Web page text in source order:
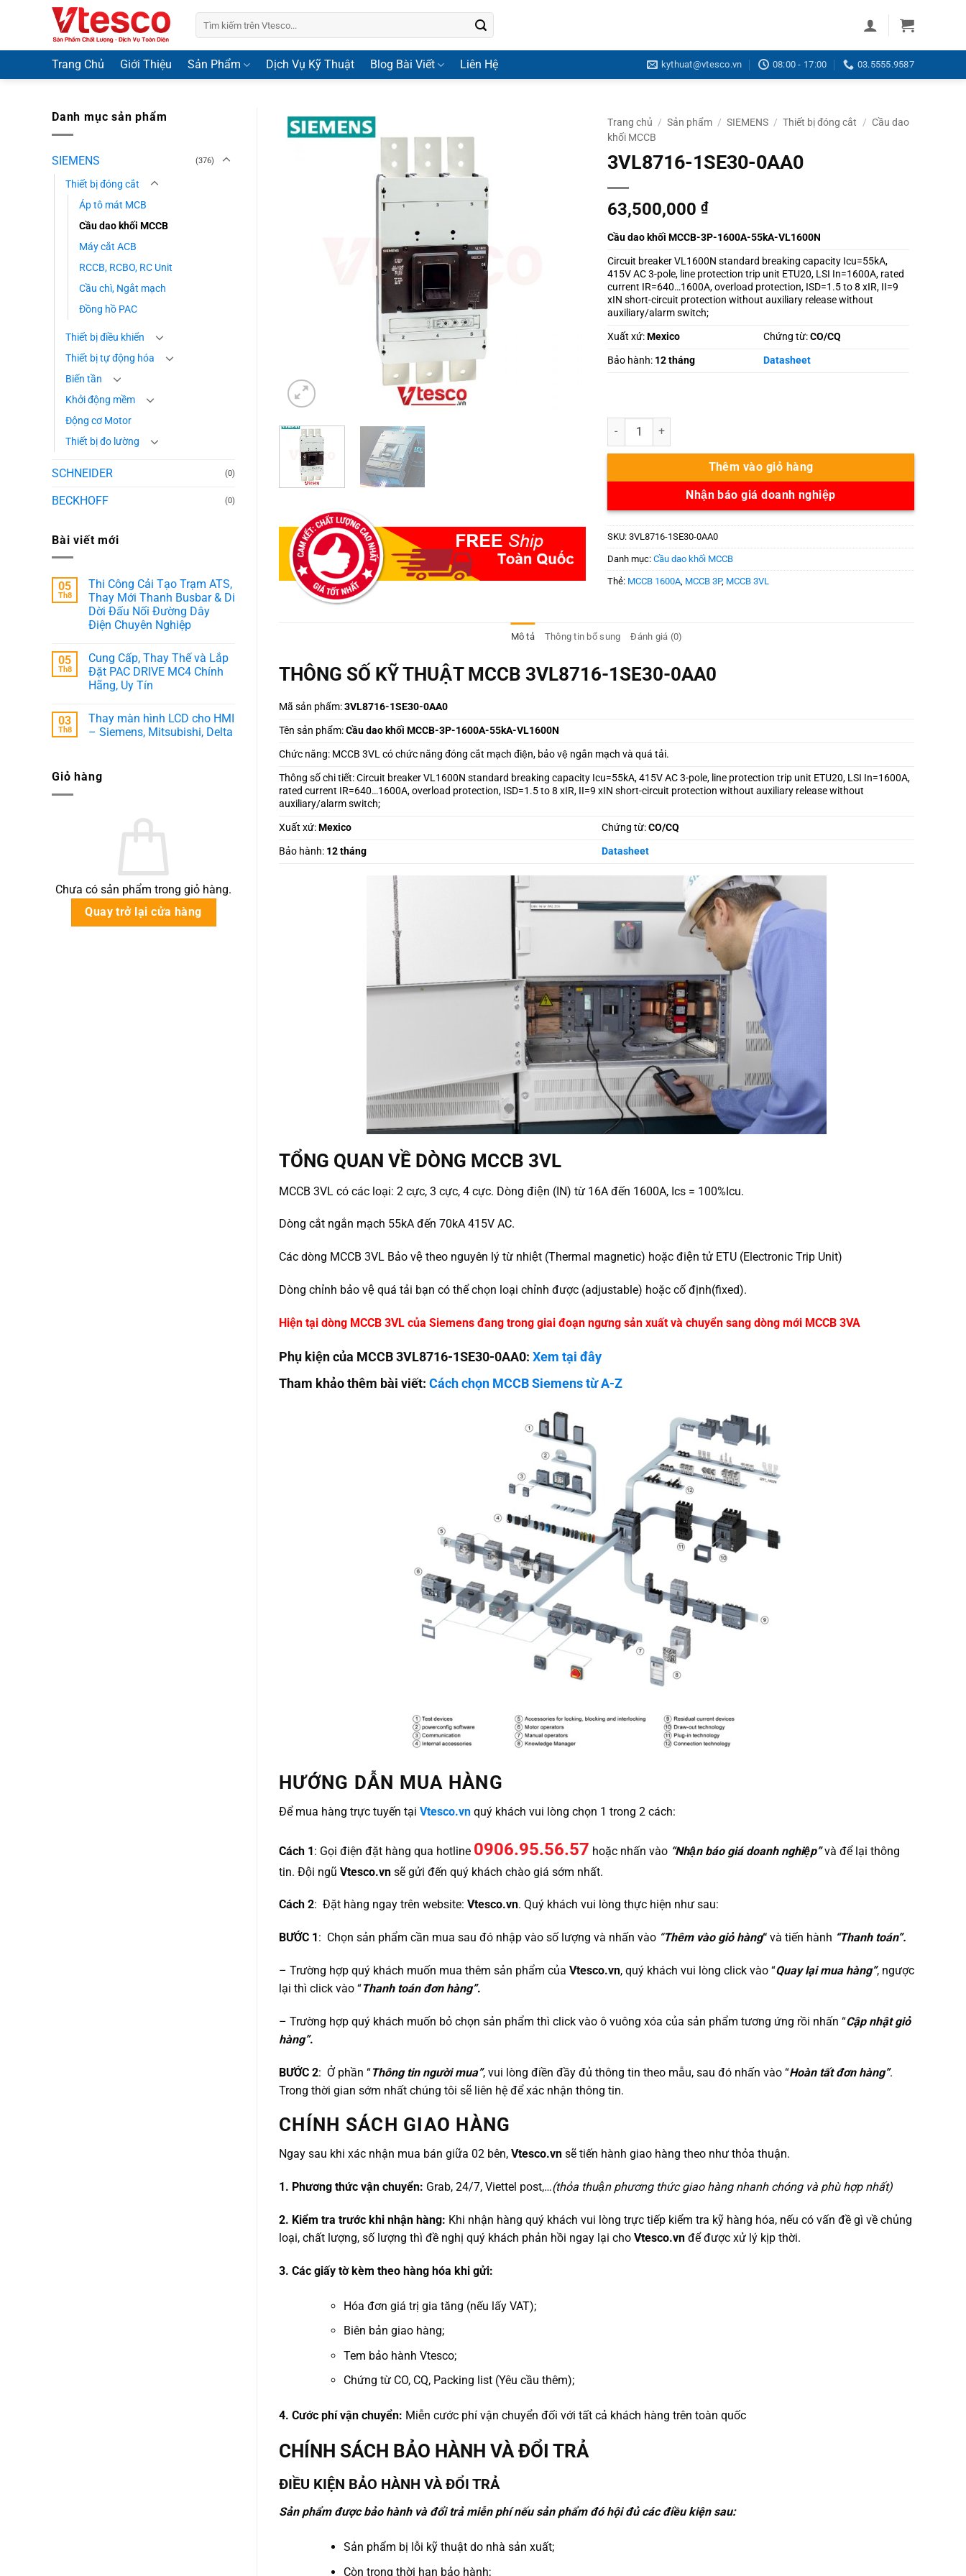
kiếm:
Trang Chủ Giới Thiệu Sản Phẩm Dịch Vụ Kỹ Thuật Blog Bài Viết Liên Hệ kythuat@vtesco.vn 08:00 - 17:00 03.5555.9587
Danh mục sản phẩm
SIEMENS (376)
Thiết bị đóng cắt
Áp tô mát MCB
Cầu dao khối MCCB
Máy cắt ACB
RCCB, RCBO, RC Unit
Cầu chì, Ngắt mạch
Đồng hồ PAC
Thiết bị điều khiển
Thiết bị tự động hóa
Biến tần
Khởi động mềm
Động cơ Motor
Thiết bị đo lường
SCHNEIDER (0)
BECKHOFF (0)
Bài viết mới
05
Th8
Thi Công Cải Tạo Trạm ATS,
Thay Mới Thanh Busbar & Di
Dời Đấu Nối Đường Dây
Điện Chuyên Nghiệp
bình
luận
ở
Thi
Tạo
Trạm
ATS,
&
05
Th8
Cung Cấp, Thay Thế và Lắp
Đặt PAC DRIVE MC4 Chính
Hãng, Uy Tín
bình
luận
Thế
03
Th8
Thay màn hình LCD cho HMI
– Siemens, Mitsubishi, Delta
luận
Giỏ hàng
Chưa có sản phẩm trong giỏ hàng.
Quay trở lại cửa hàng
Trang chủ / Sản phẩm / SIEMENS / Thiết bị đóng cắt / Cầu dao
khối MCCB
3VL8716-1SE30-0AA0
63,500,000 ₫
Cầu dao khối MCCB-3P-1600A-55kA-VL1600N
Circuit breaker VL1600N standard breaking capacity Icu=55kA,
415V AC 3-pole, line protection trip unit ETU20, LSI In=1600A, rated
current IR=640…1600A, overload protection, ISD=1.5 to 8 xIR, II=9
xIN short-circuit protection without auxiliary release without
auxiliary/alarm switch;
Xuất xứ:Mexico Chứng từ:CO/CQ
Bảo hành: 12 tháng Datasheet
3VL8716-1SE30-0AA0 số lượng
Thêm vào giỏ hàng
Nhận báo giá doanh nghiệp
SKU: 3VL8716-1SE30-0AA0
Danh mục: Cầu dao khối MCCB
Thẻ: MCCB 1600A MCCB 3P, MCCB 3VL
Mô tả Thông tin bổ sung Đánh giá (0)
THÔNG SỐ KỸ THUẬT MCCB 3VL8716-1SE30-0AA0
Mã sản phẩm:3VL8716-1SE30-0AA0
Tên sản phẩm:Cầu dao khối MCCB-3P-1600A-55kA-VL1600N
Chức năng: MCCB 3VL có chức năng đóng cắt mạch điện, bảo vệ ngắn mạch và quá tải.
Thông số chi tiết: Circuit breaker VL1600N standard breaking capacity Icu=55kA, 415V AC 3-pole, line protection trip unit ETU20, LSI In=1600A,
rated current IR=640…1600A, overload protection, ISD=1.5 to 8 xIR, II=9 xIN short-circuit protection without auxiliary release without
auxiliary/alarm switch;
Xuất xứ:Mexico Chứng từ:CO/CQ
Bảo hành: 12 tháng Datasheet
TỔNG QUAN VỀ DÒNG MCCB 3VL
MCCB 3VL có các loại: 2 cực, 3 cực, 4 cực. Dòng điện (IN) từ 16A đến 1600A, Ics = 100%Icu.
Dòng cắt ngắn mạch 55kA đến 70kA 415V AC.
Các dòng MCCB 3VL Bảo vệ theo nguyên lý từ nhiệt (Thermal magnetic) hoặc điện tử ETU (Electronic Trip Unit)
Dòng chỉnh bảo vệ quá tải bạn có thể chọn loại chỉnh được (adjustable) hoặc cố định(fixed).
Hiện tại dòng MCCB 3VL của Siemens đang trong giai đoạn ngưng sản xuất và chuyển sang dòng mới MCCB 3VA
Phụ kiện của MCCB 3VL8716-1SE30-0AA0: Xem tại đây
Tham khảo thêm bài viết: Cách chọn MCCB Siemens từ A-Z
HƯỚNG DẪN MUA HÀNG
Để mua hàng trực tuyến tại Vtesco.vn quý khách vui lòng chọn 1 trong 2 cách:
Cách 1: Gọi điện đặt hàng qua hotline 0906.95.56.57 hoặc nhấn vào “Nhận báo giá doanh nghiệp”và để lại thông
tin. Đội ngũ Vtesco.vn sẽ gửi đến quý khách chào giá sớm nhất.
Cách 2: Đặt hàng ngay trên website: Vtesco.vn. Quý khách vui lòng thực hiện như sau:
BƯỚC 1 : Chọn sản phẩm cần mua sau đó nhập vào số lượng và nhấn vào “Thêm vào giỏ hàng“ và tiến hành “Thanh toán”.
– Trường hợp quý khách muốn mua thêm sản phẩm của Vtesco.vn, quý khách vui lòng click vào “Quay lại mua hàng”, ngược
lại thì click vào “Thanh toán đơn hàng”.
– Trường hợp quý khách muốn bỏ chọn sản phẩm thì click vào ô vuông xóa của sản phẩm tương ứng rồi nhấn “Cập nhật giỏ
hàng”.
BƯỚC 2: Ở phần “Thông tin người mua”, vui lòng điền đầy đủ thông tin theo mẫu, sau đó nhấn vào “Hoàn tất đơn hàng”.
Trong thời gian sớm nhất chúng tôi sẽ liên hệ để xác nhận thông tin.
CHÍNH SÁCH GIAO HÀNG
Ngay sau khi xác nhận mua bán giữa 02 bên, Vtesco.vn sẽ tiến hành giao hàng theo như thỏa thuận.
1. Phương thức vận chuyển: Grab, 24/7, Viettel post,…(thỏa thuận phương thức giao hàng nhanh chóng và phù hợp nhất)
2. Kiểm tra trước khi nhận hàng: Khi nhận hàng quý khách vui lòng trực tiếp kiểm tra kỹ hàng hóa, nếu có vấn đề gì về chủng
loại, chất lượng, số lượng thì đề nghị quý khách phản hồi ngay lại cho Vtesco.vn để được xử lý kịp thời.
3. Các giấy tờ kèm theo hàng hóa khi gửi:
Hóa đơn giá trị gia tăng (nếu lấy VAT);
Biên bản giao hàng;
Tem bảo hành Vtesco;
Chứng từ CO, CQ, Packing list (Yêu cầu thêm);
4. Cước phí vận chuyển: Miễn cước phí vận chuyển đối với tất cả khách hàng trên toàn quốc
CHÍNH SÁCH BẢO HÀNH VÀ ĐỔI TRẢ
ĐIỀU KIỆN BẢO HÀNH VÀ ĐỔI TRẢ
Sản phẩm được bảo hành và đổi trả miễn phí nếu sản phẩm đó hội đủ các điều kiện sau:
Sản phẩm bị lỗi kỹ thuật do nhà sản xuất;
Còn trong thời hạn bảo hành;